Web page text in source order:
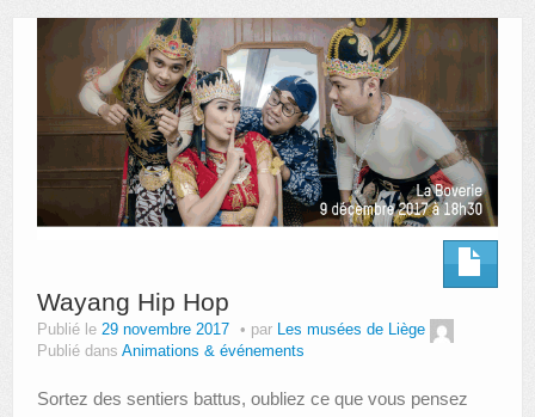
AUTRES LIEUX
ANIMATIONS DES MUSÉES
PUBLICATIONS
LES APPELS À PROJETS
Wayang Hip Hop
Publié le 29 novembre 2017 par Les musées de Liège
Publié dans Animations & événements
Sortez des sentiers battus, oubliez ce que vous pensez